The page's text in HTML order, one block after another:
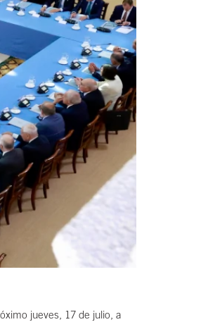
jueves, 17 de julio, a